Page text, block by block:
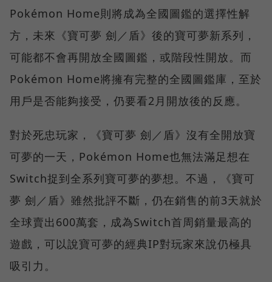
Pokémon Home則將成為全國圖鑑的選擇性解
方，未來《寶可夢 劍／盾》後的寶可夢新系列，
可能都不會再開放全國圖鑑，或階段性開放。而
Pokémon Home將擁有完整的全國圖鑑庫，至於
用戶是否能夠接受，仍要看2月開放後的反應。
對於死忠玩家，《寶可夢 劍／盾》沒有全開放寶
可夢的一天，Pokémon Home也無法滿足想在
Switch捉到全系列寶可夢的夢想。不過，《寶可
夢 劍／盾》雖然批評不斷，仍在銷售的前3天就於
全球賣出600萬套，成為Switch首周銷量最高的
遊戲，可以說寶可夢的經典IP對玩家來說仍極具
吸引力。